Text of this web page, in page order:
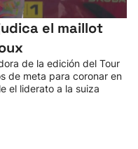
el maillot
de la edición del Tour
de meta para coronar en
el liderato a la suiza